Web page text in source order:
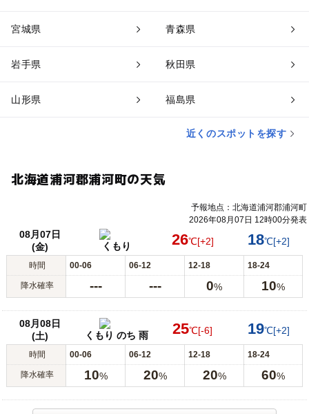
宮城県 青森県
岩手県 秋田県
山形県 福島県
近くのスポットを探す
北海道浦河郡浦河町の天気
予報地点：北海道浦河郡浦河町
2026年08月07日 12時00分発表
08月07日
(金)
くもり 26℃[+2] 18℃[+2]
時間 00-06 06-12 12-18 18-24
降水確率 --- --- 0% 10%
08月08日
(土)
くもり のち 雨 25℃[-6] 19℃[+2]
時間 00-06 06-12 12-18 18-24
降水確率 10% 20% 20% 60%